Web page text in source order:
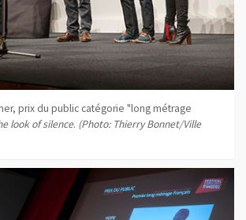
prix du public catégorie "long métrage
look of silence. (Photo: Thierry Bonnet/Ville